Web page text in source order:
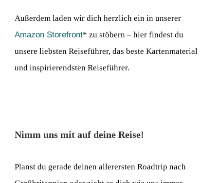
Außerdem laden wir dich herzlich ein in unserer
Amazon Storefront* zu stöbern – hier findest du
unsere liebsten Reiseführer, das beste Kartenmaterial
und inspirierendsten Reiseführer.
Nimm uns mit auf deine Reise!
Planst du gerade deinen allerersten Roadtrip nach